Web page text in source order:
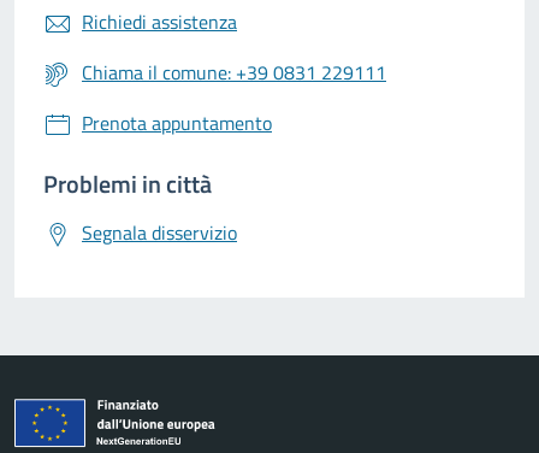
Richiedi assistenza
Chiama il comune: +39 0831 229111
Prenota appuntamento
Problemi in città
Segnala disservizio